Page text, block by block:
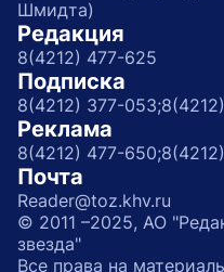
Шмидта)
Редакция
8(4212) 477-625
Подписка
8(4212) 377-053;
Реклама
8(4212) 477-650;
Почта
Reader@toz.khv.ru
© 2011 –2025, АО
звезда"
Все права на